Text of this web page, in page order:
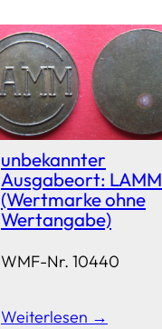
unbekannter
Ausgabeort: LAMM
(Wertmarke ohne
Wertangabe)
WMF-Nr. 10440
Weiterlesen →